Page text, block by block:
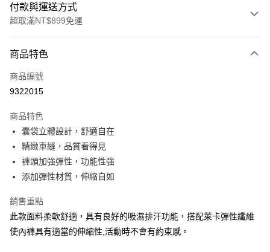
付款與運送方式
超取滿NT$899免運
信用卡一次付款
超商取貨付款
街口支付
悠遊付
AFTEE先享後付
【關於「AFTEE先享後付」】
AFTEE先享後付是「在收到商品之後才付款」的支付方式。 讓您購物簡單
便利好安心！
１．簡單：不需註冊會員、不需綁卡、不需儲值。
ATM付款
商品特色
商品編號
9322015
商品特色
囊袋立體設計，舒適自在
精緻車縫，品質看得見
褲頭加強彈性，功能性強
添加彈性材質，伸縮自如
銷售重點
此款面料柔軟舒適，具有良好的吸濕排汗功能，搭配萊卡彈性纖維
使內褲具有適當的伸縮性,活動時不會有約束感。